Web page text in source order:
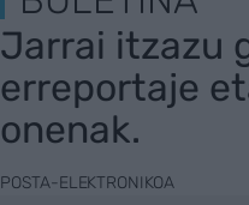
Jarrai itzazu
erreportaje
onenak.
POSTA-ELEKTRONIKOA